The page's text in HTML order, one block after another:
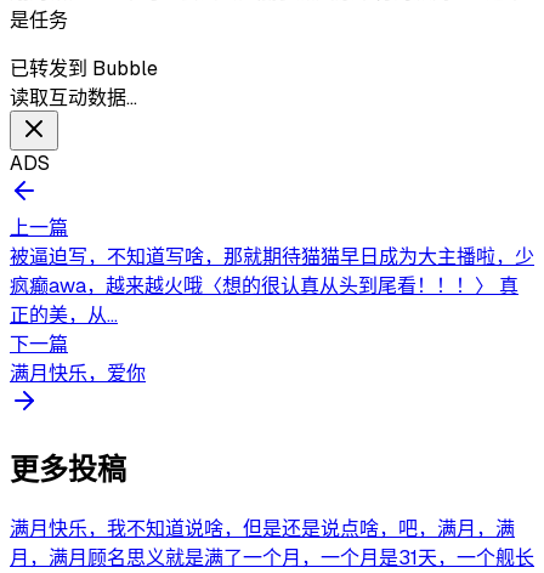
是任务
已转发到 Bubble
读取互动数据…
ADS
上一篇
被逼迫写，不知道写啥，那就期待猫猫早日成为大主播啦，少
疯癫awa，越来越火哦〈想的很认真从头到尾看！！！〉 真
正的美，从...
下一篇
满月快乐，爱你
更多投稿
满月快乐，我不知道说啥，但是还是说点啥，吧，满月，满
月，满月顾名思义就是满了一个月，一个月是31天，一个舰长